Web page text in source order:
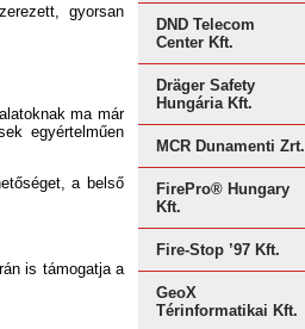
gyorsan
ma már
egyértelműen
a belső
is támogatja a
DND Telecom
Center Kft.
Dräger Safety
Hungária Kft.
MCR Dunamenti Zrt.
FirePro® Hungary
Kft.
Fire-Stop ’97 Kft.
GeoX
Térinformatikai Kft.